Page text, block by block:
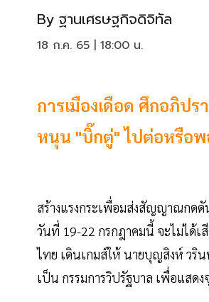
By ฐานเศรษฐกิจดิจิทัล
18 ก.ค. 65 | 18:00 น.
การเมืองเดือด ศึกอภิป
หนุน "บิ๊กตู่" ไปต่อหรือพ
สร้างแรงกระเพื่อมส่งสัญญาณกดดั
วันที่ 19-22 กรกฎาคมนี้ จะไม่ได้เ
ไทย เดินเกมส์ให้ นายบุญสิงห์ วริ
เป็น กรรมการวิปรัฐบาล เพื่อแสด